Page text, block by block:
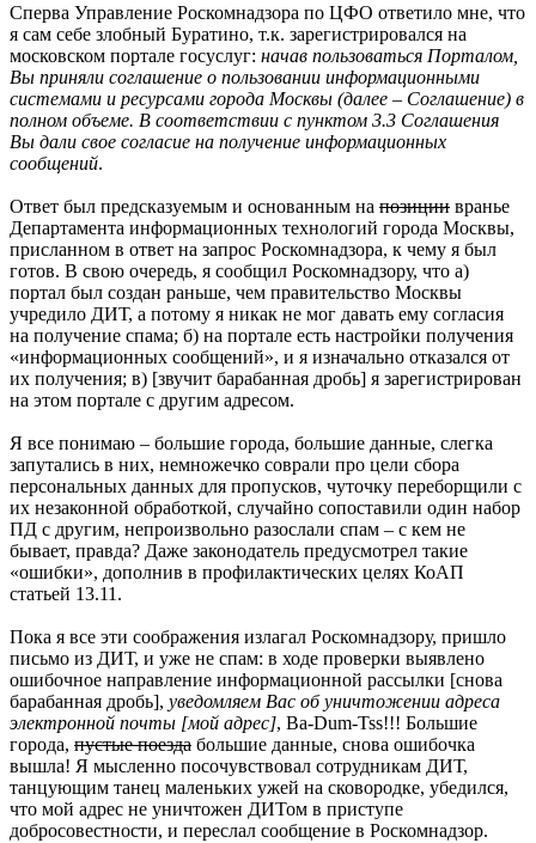
Сперва Управление Роскомнадзора по ЦФО ответило мне, что
я сам себе злобный Буратино, т.к. зарегистрировался на
московском портале госуслуг: начав пользоваться Порталом,
Вы приняли соглашение о пользовании информационными
системами и ресурсами города Москвы (далее – Соглашение) в
полном объеме. В соответствии с пунктом 3.3 Соглашения
Вы дали свое согласие на получение информационных
сообщений.
Ответ был предсказуемым и основанным на позиции вранье
Департамента информационных технологий города Москвы,
присланном в ответ на запрос Роскомнадзора, к чему я был
готов. В свою очередь, я сообщил Роскомнадзору, что а)
портал был создан раньше, чем правительство Москвы
учредило ДИТ, а потому я никак не мог давать ему согласия
на получение спама; б) на портале есть настройки получения
«информационных сообщений», и я изначально отказался от
их получения; в) [звучит барабанная дробь] я зарегистрирован
на этом портале с другим адресом.
Я все понимаю – большие города, большие данные, слегка
запутались в них, немножечко соврали про цели сбора
персональных данных для пропусков, чуточку переборщили с
их незаконной обработкой, случайно сопоставили один набор
ПД с другим, непроизвольно разослали спам – с кем не
бывает, правда? Даже законодатель предусмотрел такие
«ошибки», дополнив в профилактических целях КоАП
статьей 13.11.
Пока я все эти соображения излагал Роскомнадзору, пришло
письмо из ДИТ, и уже не спам: в ходе проверки выявлено
ошибочное направление информационной рассылки [снова
барабанная дробь], уведомляем Вас об уничтожении адреса
электронной почты [мой адрес], Ba-Dum-Tss!!! Большие
города, пустые поезда большие данные, снова ошибочка
вышла! Я мысленно посочувствовал сотрудникам ДИТ,
танцующим танец маленьких ужей на сковородке, убедился,
что мой адрес не уничтожен ДИТом в приступе
добросовестности, и переслал сообщение в Роскомнадзор.